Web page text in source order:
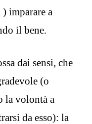
imparare a
il bene.
dai sensi, che
(o
la volontà a
da esso): la